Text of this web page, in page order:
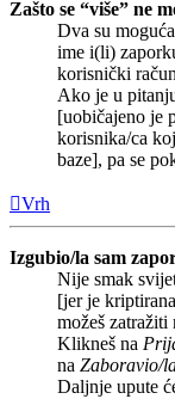
Zašto se “više” ne
Dva su
ime i(li)
korisnički
Ako je u
[uobičajeno je
korisnika/ca
baze], pa se
Vrh
Izgubio/la sam
Nije smak
[jer je
možeš zatražiti
Klikneš na
na Zaboravio/
Daljnje upute